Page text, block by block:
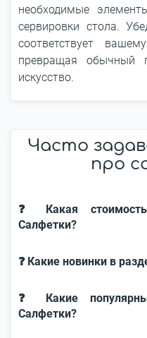
необходимые
сервировки стола.
соответствует
превращая обычный
искусство.
Часто
про
❓ Какая
Салфетки?
❓ Какие новинки в
❓ Какие
Салфетки?